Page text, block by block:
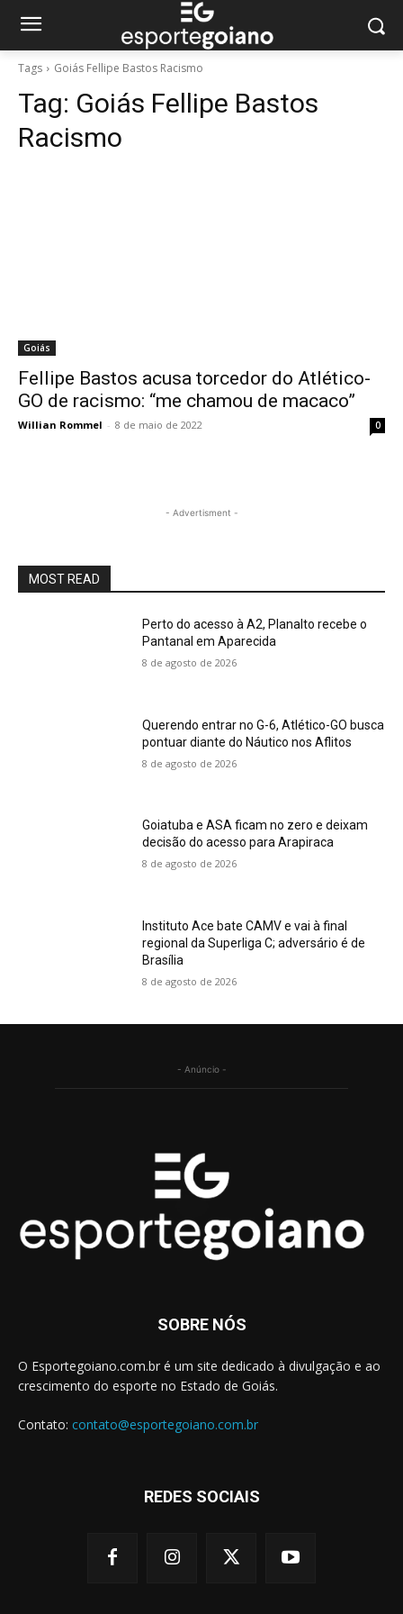
Tags Goiás Fellipe Bastos Racismo
Tag: Goiás Fellipe Bastos
Racismo
Goiás
Fellipe Bastos acusa torcedor do Atlético-
GO de racismo: “me chamou de macaco”
Willian Rommel - 8 de maio de 2022 0
- Advertisment -
MOST READ
Perto do acesso à A2, Planalto recebe o
Pantanal em Aparecida
8 de agosto de 2026
Querendo entrar no G-6, Atlético-GO busca
pontuar diante do Náutico nos Aflitos
8 de agosto de 2026
Goiatuba e ASA ficam no zero e deixam
decisão do acesso para Arapiraca
8 de agosto de 2026
Instituto Ace bate CAMV e vai à final
regional da Superliga C; adversário é de
Brasília
8 de agosto de 2026
- Anúncio -
SOBRE NÓS
O Esportegoiano.com.br é um site dedicado à divulgação e ao
crescimento do esporte no Estado de Goiás.
Contato: contato@esportegoiano.com.br
REDES SOCIAIS